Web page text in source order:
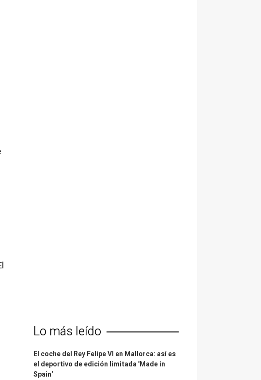
Lo más leído
El coche del Rey Felipe VI en Mallorca: así es
el deportivo de edición limitada 'Made in
Spain'